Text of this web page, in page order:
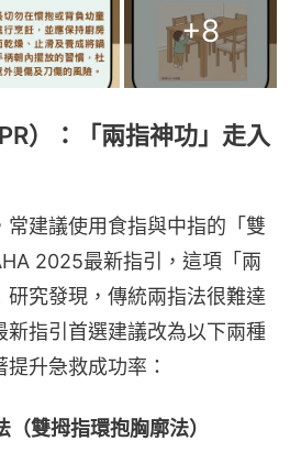
+8
）：「兩指神功」走入
常建議使用食指與中指的「雙
2025最新指引，這項「兩
研究發現，傳統兩指法很難達
新指引首選建議改為以下兩種
升急救成功率：
（雙拇指環抱胸廓法）